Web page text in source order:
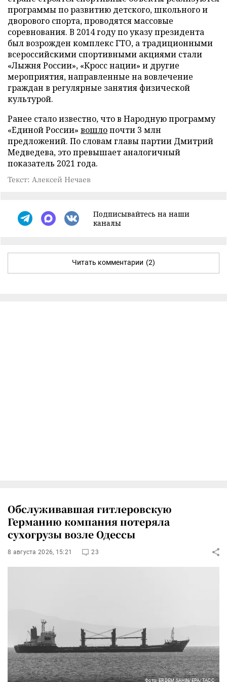
программы по развитию детского, школьного и
дворового спорта, проводятся массовые
соревнования. В 2014 году по указу президента
был возрожден комплекс ГТО, а традиционными
всероссийскими спортивными акциями стали
«Лыжня России», «Кросс нации» и другие
мероприятия, направленные на вовлечение
граждан в регулярные занятия физической
культурой.
Ранее стало известно, что в Народную программу
«Единой России» вошлопочти 3 млн
предложений. По словам главы партии Дмитрий
Медведева, это превышает аналогичный
показатель 2021 года.
Текст: Алексей Нечаев
Подписывайтесь на наши
каналы
Читать комментарии (2)
Обслуживавшая гитлеровскую
Германию компания потеряла
сухогрузы возле Одессы
8 августа 2026, 15:21 23
Фото: ERDEM SAHIN/EPA/ТАСС